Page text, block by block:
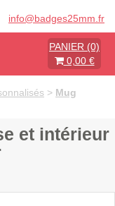
info@badges25mm.fr
PANIER (0)
0,00 €
> Mug
et intérieur